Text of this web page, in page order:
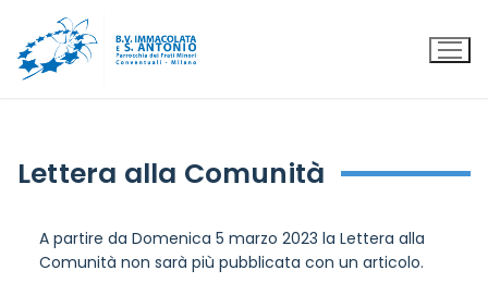
Lettera alla Comunità
A partire da Domenica 5 marzo 2023 la Lettera alla
Comunità non sarà più pubblicata con un articolo.